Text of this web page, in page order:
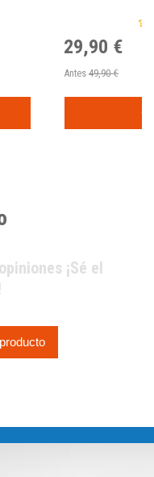
29,90 €
Antes 49,90 €
¡Sé el